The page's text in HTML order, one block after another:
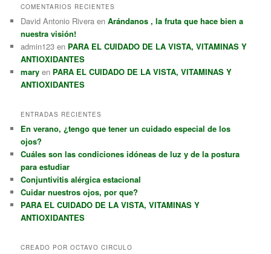
COMENTARIOS RECIENTES
David Antonio Rivera enArándanos , la fruta que hace bien a
nuestra visión!
admin123 en PARA EL CUIDADO DE LA VISTA, VITAMINAS Y
ANTIOXIDANTES
mary en PARA EL CUIDADO DE LA VISTA, VITAMINAS Y
ANTIOXIDANTES
ENTRADAS RECIENTES
En verano, ¿tengo que tener un cuidado especial de los
ojos?
Cuáles son las condiciones idóneas de luz y de la postura
para estudiar
Conjuntivitis alérgica estacional
Cuidar nuestros ojos, por que?
PARA EL CUIDADO DE LA VISTA, VITAMINAS Y
ANTIOXIDANTES
CREADO POR OCTAVO CIRCULO